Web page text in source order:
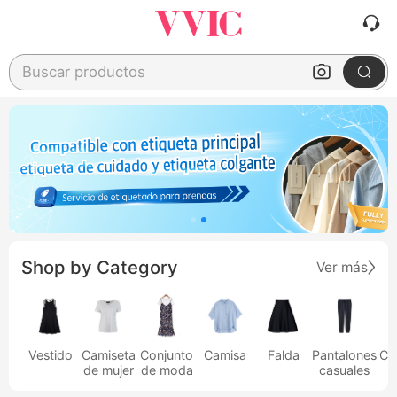
Buscar productos
Shop by Category Ver más
Vestido
Camiseta
de mujer
Conjunto
de moda
Camisa Falda
Pantalones
casuales